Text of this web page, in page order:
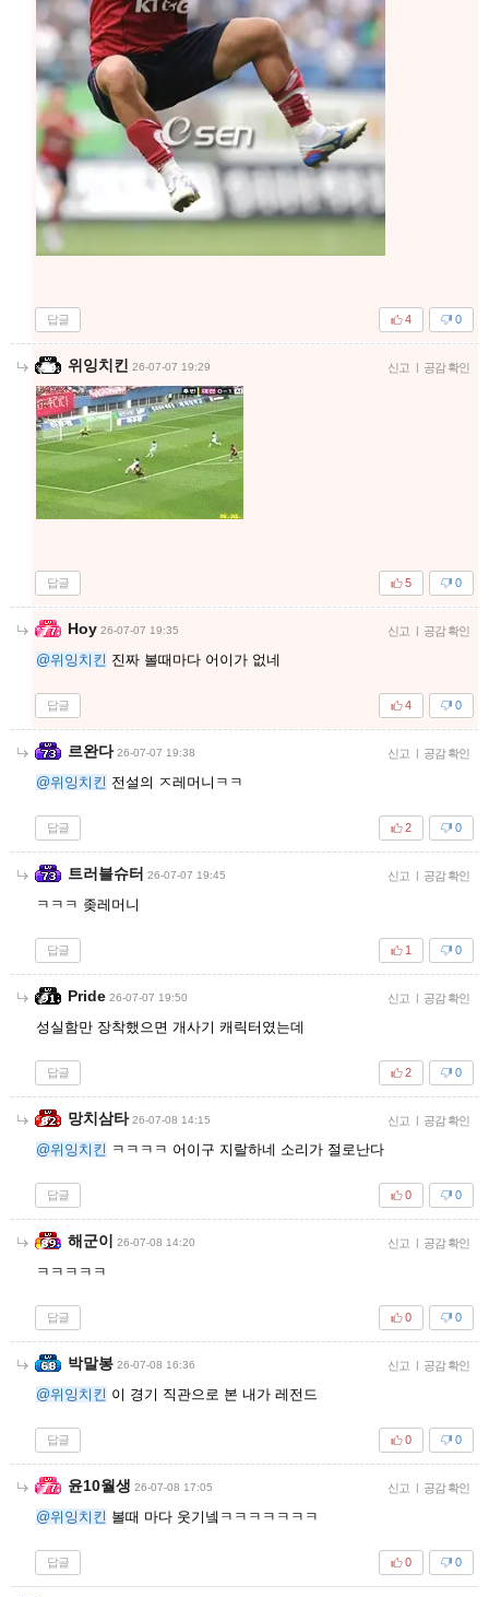
답글 0
4
위잉치킨 26-07-07 19:29 신고 | 공감 확인
답글 0
5
Hoy 26-07-07 19:35 신고 | 공감 확인
@위잉치킨 진짜 볼때마다 어이가 없네
답글 0
4
르완다 26-07-07 19:38 신고 | 공감 확인
@위잉치킨 전설의 ㅈ레머니ㅋㅋ
답글 0
2
트러블슈터 26-07-07 19:45 신고 | 공감 확인
ㅋㅋㅋ 좆레머니
답글 0
1
Pride 26-07-07 19:50 신고 | 공감 확인
성실함만 장착했으면 개사기 캐릭터였는데
답글 0
2
망치삼타 26-07-08 14:15 신고 | 공감 확인
@위잉치킨 ㅋㅋㅋㅋ 어이구 지랄하네 소리가 절로난다
답글 0
0
해군이 26-07-08 14:20 신고 | 공감 확인
ㅋㅋㅋㅋㅋ
답글 0
0
박말봉 26-07-08 16:36 신고 | 공감 확인
@위잉치킨 이 경기 직관으로 본 내가 레전드
답글 0
0
윤10월생 26-07-08 17:05 신고 | 공감 확인
@위잉치킨 볼때 마다 웃기넼ㅋㅋㅋㅋㅋㅋㅋ
답글 0
0